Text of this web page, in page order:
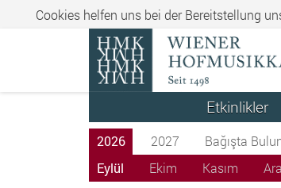
Cookies helfen uns bei der Bereitstellung
Etkinlikler
2026 2027 Bağışta
Eylül
Ekim Kasım